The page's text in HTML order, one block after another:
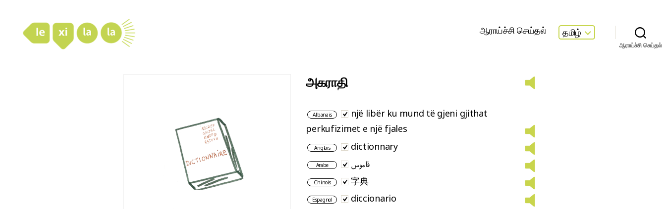
ஆராய்ச்சி செய்தல் தமிழ்
ஆராய்ச்சி செய்தல்
அகராதி
Albanais
një libër ku mund të gjeni gjithat
perkufizimet e një fjales
Anglais dictionnary
Arabe قاموس
Chinois 字典
Espagnol diccionario